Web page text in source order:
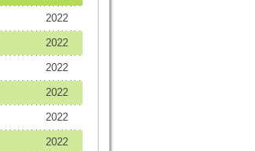
2022
2022
2022
2022
2022
2022